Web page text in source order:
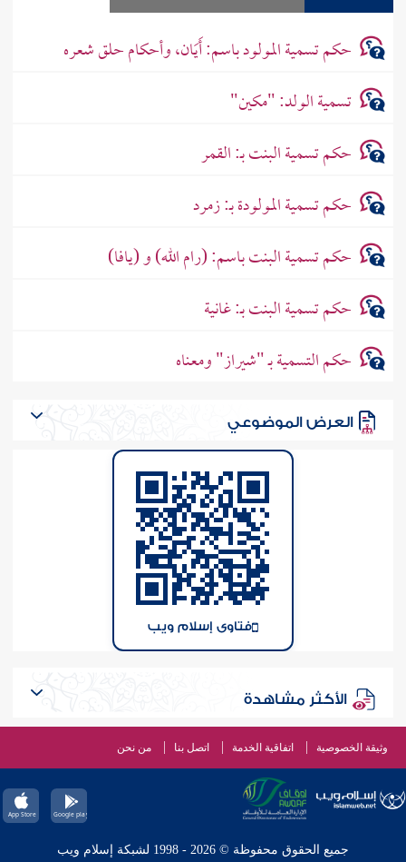
حكم تسمية المولود باسم: أَيَان، وأحكام حلق شعره
تسمية الولد: "مكين"
حكم تسمية البنت بـ: القمر
حكم تسمية المولودة بـ: زمرد
حكم تسمية البنت باسم: (رام الله) و (يافا)
حكم تسمية البنت بـ: غانية
حكم التسمية بـ "شيراز" ومعناه
العرض الموضوعي
فتاوى إسلام ويب
الأكثر مشاهدة
وثيقة الخصوصية اتفاقية الخدمة اتصل بنا من نحن
جميع الحقوق محفوظة © 2026 - 1998 لشبكة إسلام ويب